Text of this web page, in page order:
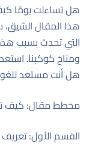
هل تساءلت يومًا
هذا المقال الشيق،
التي تحدث بسبب
ومناخ كوكبنا.
هل أنت مستعد
مخطط مقال: كيف
القسم الأول: تعريف